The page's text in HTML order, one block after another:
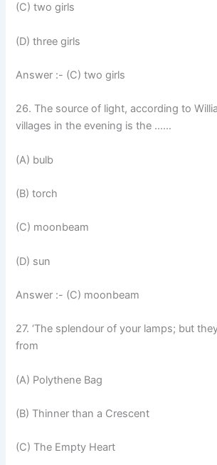
(C) two girls
(D) three girls
Answer :- (C) two girls
26. The source of light, according to
villages in the evening is the ……
(A) bulb
(B) torch
(C) moonbeam
(D) sun
Answer :- (C) moonbeam
27. ‘The splendour of your lamps; but
from
(A) Polythene Bag
(B) Thinner than a Crescent
(C) The Empty Heart